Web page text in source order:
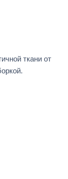
ткани от